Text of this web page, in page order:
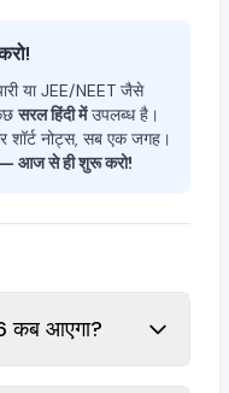
या JEE/NEET जैसे
सरल हिंदी मेंउपलब्ध है।
शॉर्ट नोट्स, सब एक जगह।
— आज से ही शुरू करो!
कब आएगा?